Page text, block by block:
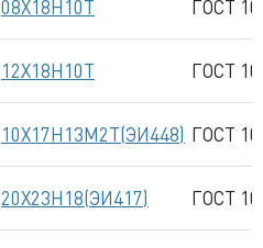
08Х18Н10Т ГОСТ
12Х18Н10Т ГОСТ
10Х17Н13М2Т(ЭИ448) ГОСТ
20Х23Н18(ЭИ417) ГОСТ